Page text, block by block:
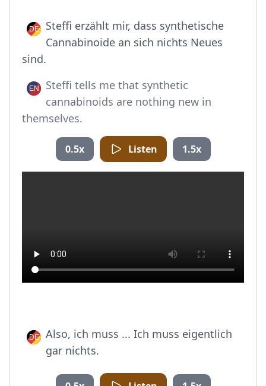
Steffi erzählt mir, dass synthetische
Cannabinoide an sich nichts Neues
sind.
Steffi tells me that synthetic
cannabinoids are nothing new in
themselves.
0.5x Listen 1.5x
Also, ich muss ... Ich muss eigentlich
gar nichts.